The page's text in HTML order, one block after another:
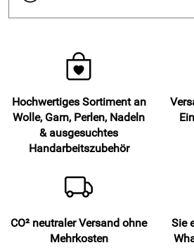
Hochwertiges Sortiment an
Wolle, Garn, Perlen, Nadeln
& ausgesuchtes
Handarbeitszubehör
CO² neutraler Versand ohne
Mehrkosten
Sie